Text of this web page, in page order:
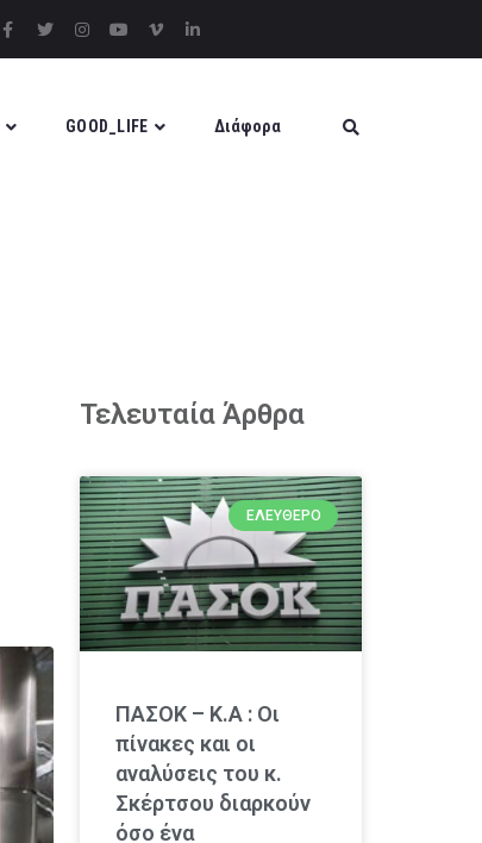
GOOD_LIFE Διάφορα
Τελευταία Άρθρα
ΕΛΕΎΘΕΡΟ
ΠΑΣΟΚ – Κ.Α : Οι
πίνακες και οι
αναλύσεις του κ.
Σκέρτσου διαρκούν
όσο ένα